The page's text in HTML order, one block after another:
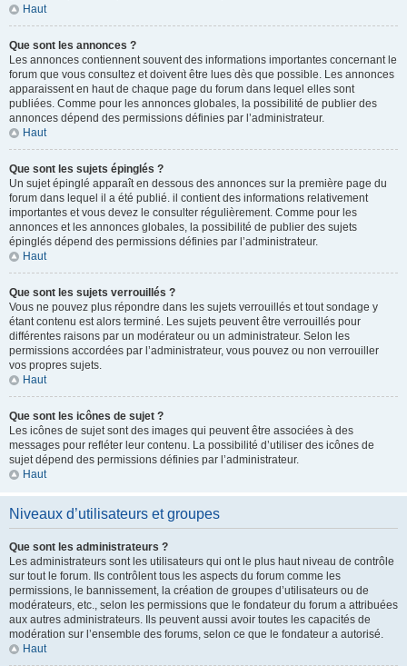
Haut
Que sont les annonces ?
Les annonces contiennent souvent des informations importantes concernant le
forum que vous consultez et doivent être lues dès que possible. Les annonces
apparaissent en haut de chaque page du forum dans lequel elles sont
publiées. Comme pour les annonces globales, la possibilité de publier des
annonces dépend des permissions définies par l’administrateur.
Haut
Que sont les sujets épinglés ?
Un sujet épinglé apparaît en dessous des annonces sur la première page du
forum dans lequel il a été publié. il contient des informations relativement
importantes et vous devez le consulter régulièrement. Comme pour les
annonces et les annonces globales, la possibilité de publier des sujets
épinglés dépend des permissions définies par l’administrateur.
Haut
Que sont les sujets verrouillés ?
Vous ne pouvez plus répondre dans les sujets verrouillés et tout sondage y
étant contenu est alors terminé. Les sujets peuvent être verrouillés pour
différentes raisons par un modérateur ou un administrateur. Selon les
permissions accordées par l’administrateur, vous pouvez ou non verrouiller
vos propres sujets.
Haut
Que sont les icônes de sujet ?
Les icônes de sujet sont des images qui peuvent être associées à des
messages pour refléter leur contenu. La possibilité d’utiliser des icônes de
sujet dépend des permissions définies par l’administrateur.
Haut
Niveaux d’utilisateurs et groupes
Que sont les administrateurs ?
Les administrateurs sont les utilisateurs qui ont le plus haut niveau de contrôle
sur tout le forum. Ils contrôlent tous les aspects du forum comme les
permissions, le bannissement, la création de groupes d’utilisateurs ou de
modérateurs, etc., selon les permissions que le fondateur du forum a attribuées
aux autres administrateurs. Ils peuvent aussi avoir toutes les capacités de
modération sur l’ensemble des forums, selon ce que le fondateur a autorisé.
Haut